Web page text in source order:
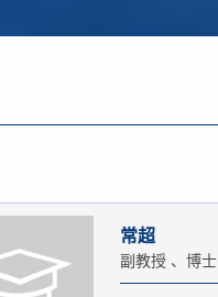
常超
副教授 、博士